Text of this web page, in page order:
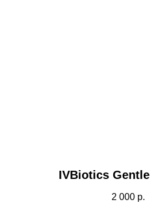
IVBiotics Gentle
2 000 р.